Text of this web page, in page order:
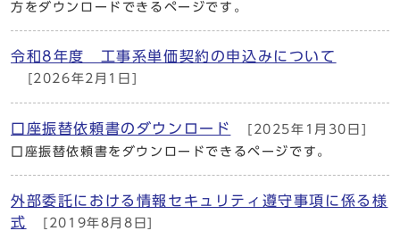
方をダウンロードできるページです。
令和8年度 工事系単価契約の申込みについて
[2026年2月1日]
口座振替依頼書のダウンロード
[2025年1月30日]
口座振替依頼書をダウンロードできるページです。
外部委託における情報セキュリティ遵守事項に係る様
式
[2019年8月8日]